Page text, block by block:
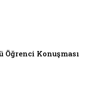
Öğrenci Konuşması